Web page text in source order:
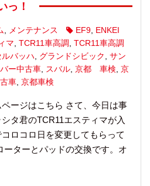
っ！
, メンテナンス EF9, ENKEI
マ, TCR11車高調 , TCR11車高調
バッハ, グランドシビック , サン
ー中古車, スバル, 京都 車検, 京
車, 京都車検
ージはこちら さて、今日は事
タ君のTCR11エスティマが入
ロコロ日を変更してもらって
ーターとパッドの交換です。オ